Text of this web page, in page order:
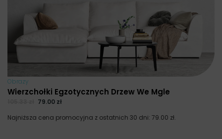
Obrazy
Wierzchołki Egzotycznych Drzew We Mgle
79.00 zł
Najniższa cena promocyjna z ostatnich 30 dni: 79.00 zł.